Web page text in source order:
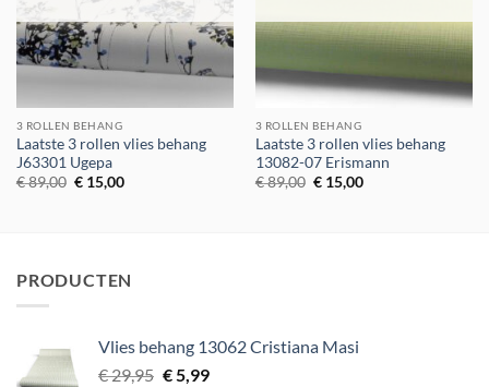
3 ROLLEN BEHANG
Laatste 3 rollen vlies behang
J63301 Ugepa
€89,00 Oorspronkelijke
€15,00Huidige
3 ROLLEN BEHANG
Laatste 3 rollen vlies behang
13082-07 Erismann
€89,00 Oorspronkelijke
€15,00Huidige
PRODUCTEN
Vlies behang 13062 Cristiana Masi
€29,95 Oorspronkelijke
€5,99Huidige